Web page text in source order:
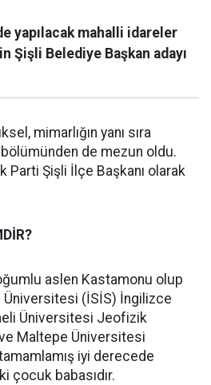
yapılacak mahalli idareler
Şişli Belediye Başkan adayı
mimarlığın yanı sıra
de mezun oldu.
Parti Şişli İlçe Başkanı olarak
aslen Kastamonu olup
(İSİS) İngilizce
Üniversitesi Jeofizik
Maltepe Üniversitesi
iyi derecede
çocuk babasıdır.